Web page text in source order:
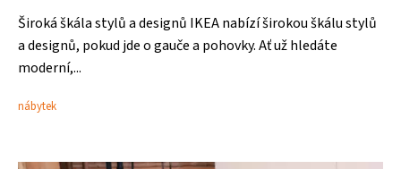
Široká škála stylů a designů IKEA nabízí širokou škálu stylů
a designů, pokud jde o gauče a pohovky. Ať už hledáte
moderní,...
nábytek